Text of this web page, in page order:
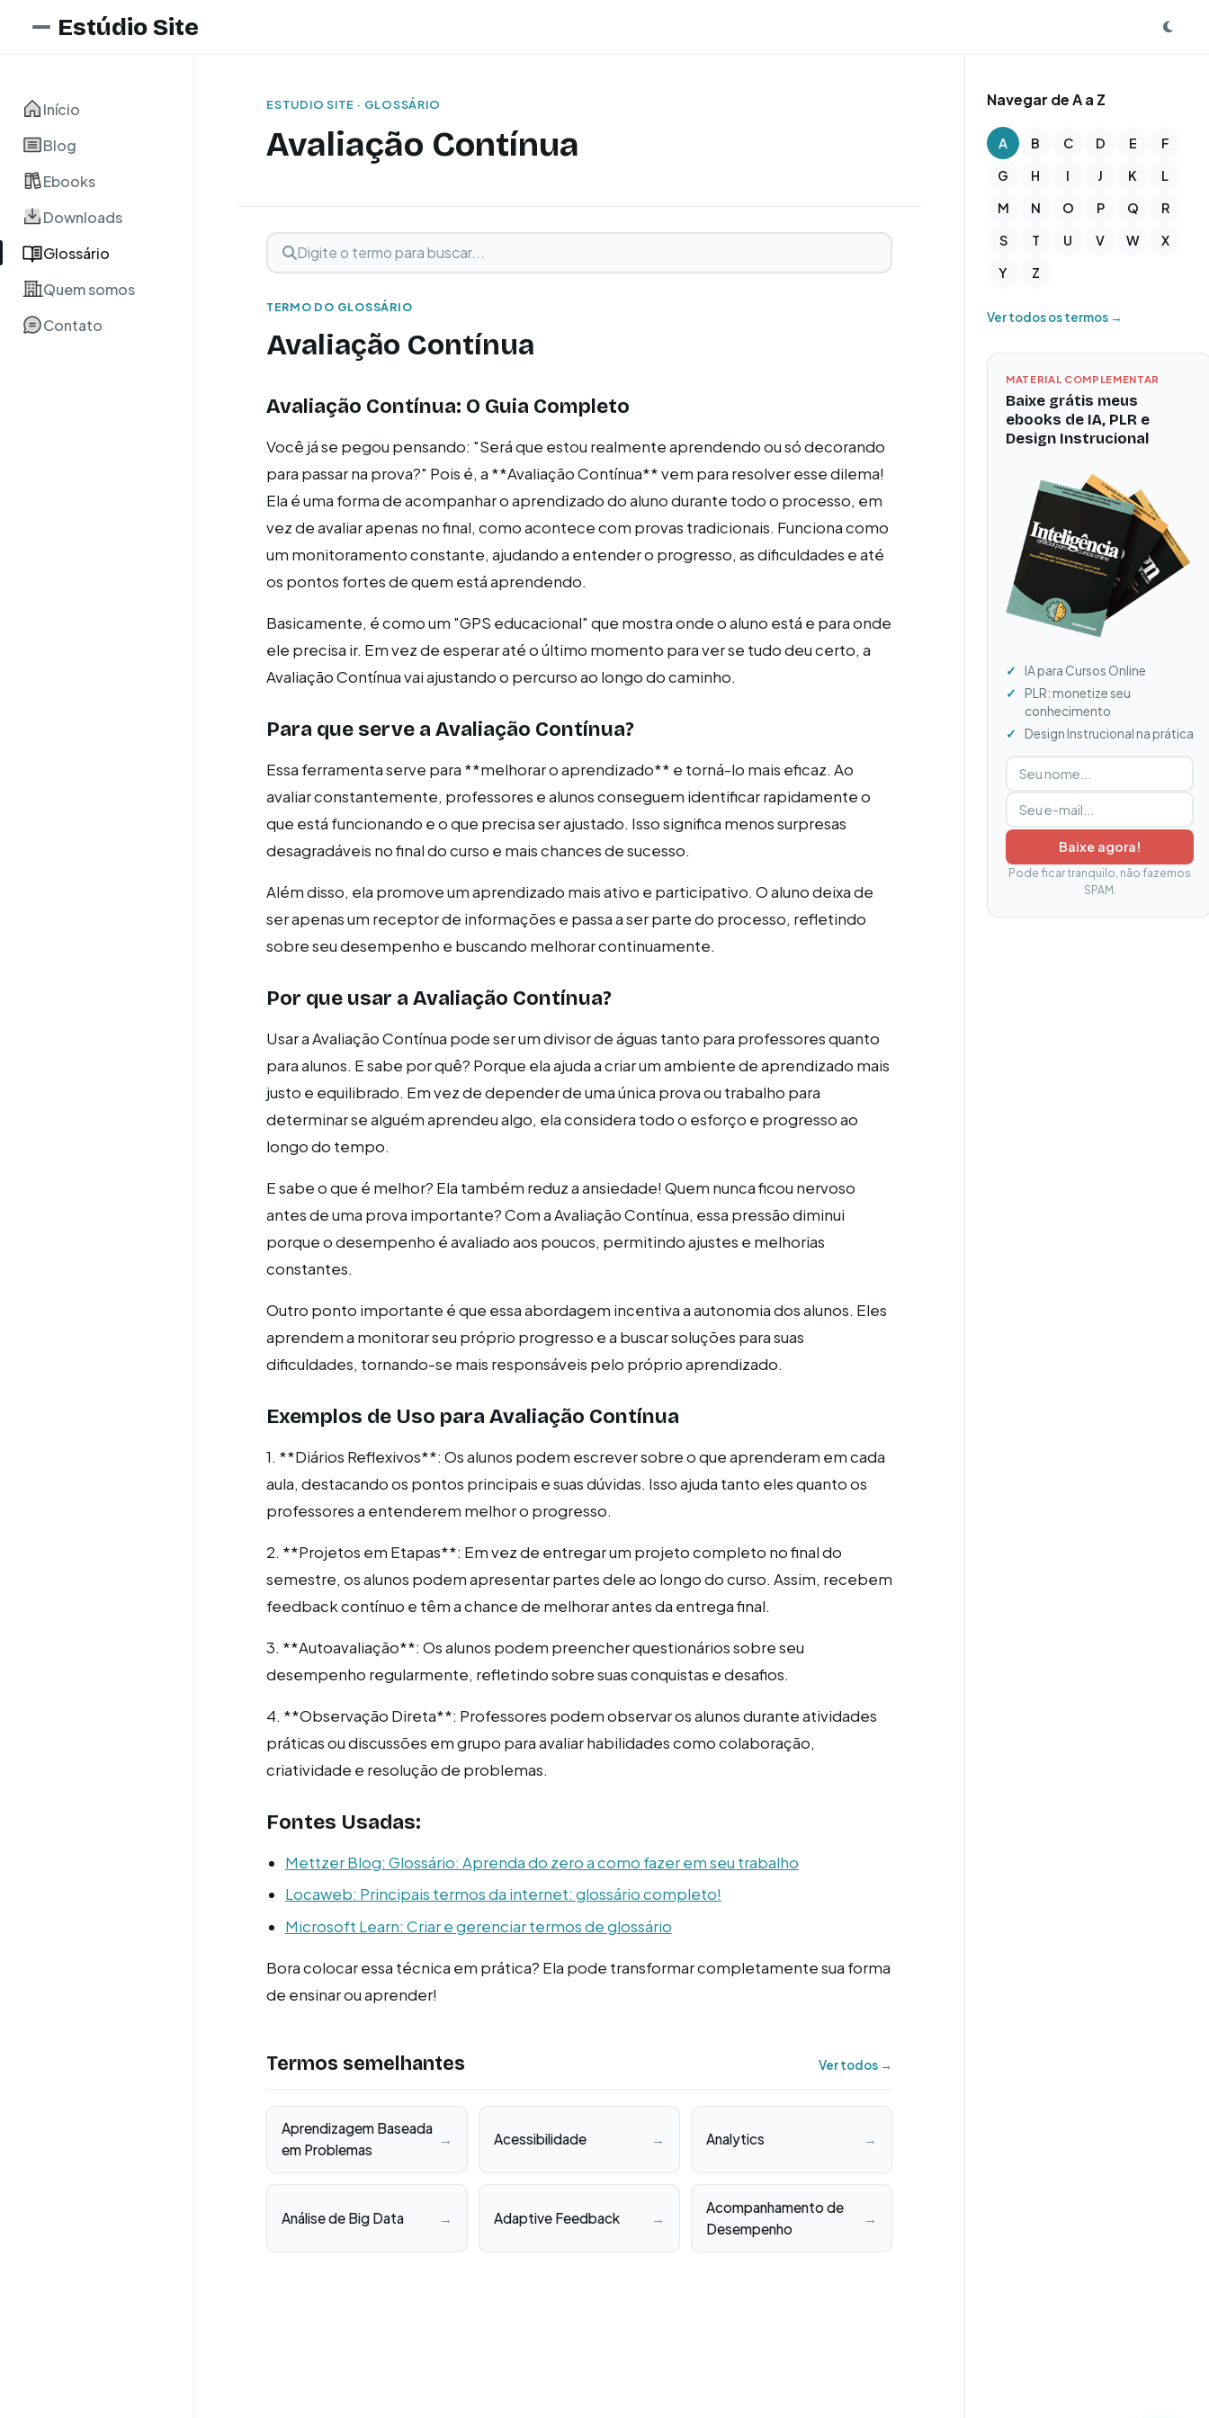
Estúdio Site
Início
Blog
Ebooks
Downloads
Glossário
Quem somos
Contato
ESTUDIO SITE · GLOSSÁRIO
Avaliação Contínua
Buscar termo
Digite o termo para buscar
TERMO DO GLOSSÁRIO
Avaliação Contínua
Avaliação Contínua: O Guia Completo
Você já se pegou pensando: "Será que estou realmente aprendendo ou só decorando
para passar na prova?" Pois é, a **Avaliação Contínua** vem para resolver esse dilema!
Ela é uma forma de acompanhar o aprendizado do aluno durante todo o processo, em
vez de avaliar apenas no final, como acontece com provas tradicionais. Funciona como
um monitoramento constante, ajudando a entender o progresso, as dificuldades e até
os pontos fortes de quem está aprendendo.
Basicamente, é como um "GPS educacional" que mostra onde o aluno está e para onde
ele precisa ir. Em vez de esperar até o último momento para ver se tudo deu certo, a
Avaliação Contínua vai ajustando o percurso ao longo do caminho.
Para que serve a Avaliação Contínua?
Essa ferramenta serve para **melhorar o aprendizado** e torná-lo mais eficaz. Ao
avaliar constantemente, professores e alunos conseguem identificar rapidamente o
que está funcionando e o que precisa ser ajustado. Isso significa menos surpresas
desagradáveis no final do curso e mais chances de sucesso.
Além disso, ela promove um aprendizado mais ativo e participativo. O aluno deixa de
ser apenas um receptor de informações e passa a ser parte do processo, refletindo
sobre seu desempenho e buscando melhorar continuamente.
Por que usar a Avaliação Contínua?
Usar a Avaliação Contínua pode ser um divisor de águas tanto para professores quanto
para alunos. E sabe por quê? Porque ela ajuda a criar um ambiente de aprendizado mais
justo e equilibrado. Em vez de depender de uma única prova ou trabalho para
determinar se alguém aprendeu algo, ela considera todo o esforço e progresso ao
longo do tempo.
E sabe o que é melhor? Ela também reduz a ansiedade! Quem nunca ficou nervoso
antes de uma prova importante? Com a Avaliação Contínua, essa pressão diminui
porque o desempenho é avaliado aos poucos, permitindo ajustes e melhorias
constantes.
Outro ponto importante é que essa abordagem incentiva a autonomia dos alunos. Eles
aprendem a monitorar seu próprio progresso e a buscar soluções para suas
dificuldades, tornando-se mais responsáveis pelo próprio aprendizado.
Exemplos de Uso para Avaliação Contínua
1. **Diários Reflexivos**: Os alunos podem escrever sobre o que aprenderam em cada
aula, destacando os pontos principais e suas dúvidas. Isso ajuda tanto eles quanto os
professores a entenderem melhor o progresso.
2. **Projetos em Etapas**: Em vez de entregar um projeto completo no final do
semestre, os alunos podem apresentar partes dele ao longo do curso. Assim, recebem
feedback contínuo e têm a chance de melhorar antes da entrega final.
3. **Autoavaliação**: Os alunos podem preencher questionários sobre seu
desempenho regularmente, refletindo sobre suas conquistas e desafios.
4. **Observação Direta**: Professores podem observar os alunos durante atividades
práticas ou discussões em grupo para avaliar habilidades como colaboração,
criatividade e resolução de problemas.
Fontes Usadas:
Mettzer Blog: Glossário: Aprenda do zero a como fazer em seu trabalho
Locaweb: Principais termos da internet: glossário completo!
Microsoft Learn: Criar e gerenciar termos de glossário
Bora colocar essa técnica em prática? Ela pode transformar completamente sua forma
de ensinar ou aprender!
Termos semelhantes Ver todos →
Aprendizagem Baseada
em Problemas
→ Acessibilidade → Analytics →
Análise de Big Data → Adaptive Feedback →
Acompanhamento de
Desempenho
→
Navegar de A a Z
A B C D E
F
G
H I J K
L
M
N O P Q
R
S
T U V W
X
Y
Z
Ver todos os termos →
MATERIAL COMPLEMENTAR
Baixe grátis meus
ebooks de IA, PLR e
Design Instrucional
IA para Cursos Online
PLR: monetize seu
conhecimento
Design Instrucional na prática
Digite seu nome
Digite seu e-mail
Baixe agora!
Pode ficar tranquilo, não fazemos
SPAM.